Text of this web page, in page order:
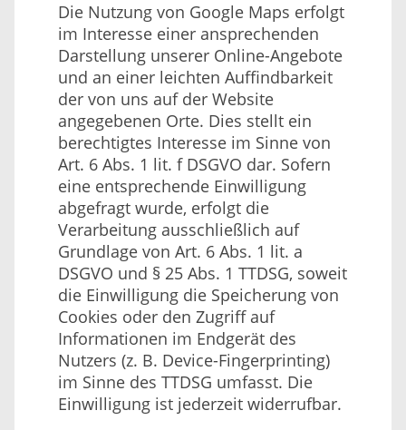
Die Nutzung von Google Maps erfolgt
im Interesse einer ansprechenden
Darstellung unserer Online-Angebote
und an einer leichten Auffindbarkeit
der von uns auf der Website
angegebenen Orte. Dies stellt ein
berechtigtes Interesse im Sinne von
Art. 6 Abs. 1 lit. f DSGVO dar. Sofern
eine entsprechende Einwilligung
abgefragt wurde, erfolgt die
Verarbeitung ausschließlich auf
Grundlage von Art. 6 Abs. 1 lit. a
DSGVO und § 25 Abs. 1 TTDSG, soweit
die Einwilligung die Speicherung von
Cookies oder den Zugriff auf
Informationen im Endgerät des
Nutzers (z. B. Device-Fingerprinting)
im Sinne des TTDSG umfasst. Die
Einwilligung ist jederzeit widerrufbar.